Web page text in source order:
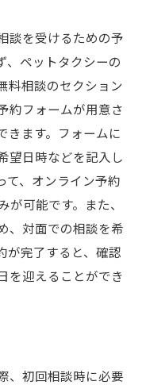
談を受けるための予
、ペットタクシーの
料相談のセクション
約フォームが用意さ
きます。フォームに
望日時などを記入し
て、オンライン予約
が可能です。また、
、対面での相談を希
が完了すると、確認
を迎えることができ
、初回相談時に必要